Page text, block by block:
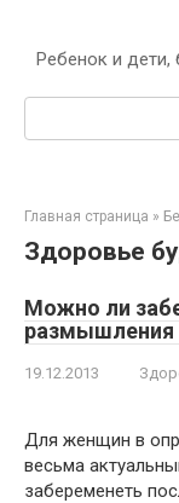
контентуРебенок и дети,
Поиск:
Главная страница »
Здоровье
Можно ли
размышления
19.12.2013
Для женщин в
весьма
забеременеть